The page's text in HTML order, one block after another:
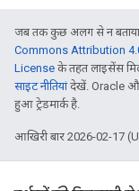
जब तक कुछ अलग से न बताया
Commons Attribution
License के तहत लाइसेंस
साइट नीतियांदेखें. Oracle
हुआ ट्रेडमार्क है.
आखिरी बार 2026-02-17